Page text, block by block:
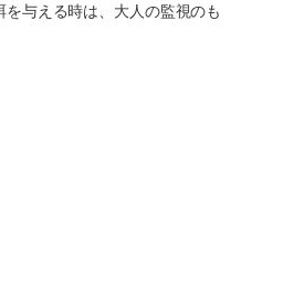
与える時は、大人の監視のも